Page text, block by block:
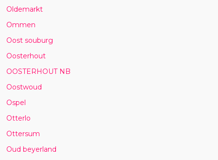
Oldemarkt
Ommen
Oost souburg
Oosterhout
OOSTERHOUT NB
Oostwoud
Ospel
Otterlo
Ottersum
Oud beyerland